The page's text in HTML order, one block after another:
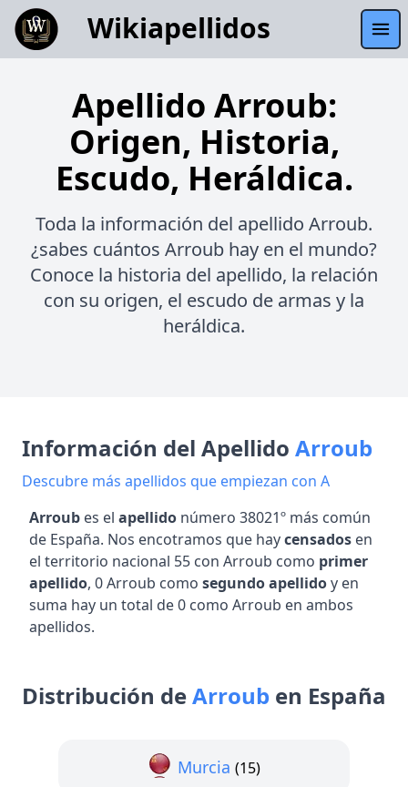
Wikiapellidos
Apellido Arroub:
Origen, Historia,
Escudo, Heráldica.
Toda la información del apellido Arroub.
¿sabes cuántos Arroub hay en el mundo?
Conoce la historia del apellido, la relación
con su origen, el escudo de armas y la
heráldica.
Información del Apellido Arroub
Descubre más apellidos que empiezan con A
Arroub es el apellido número 38021º más común
de España. Nos encotramos que haycensados en
el territorio nacional 55 con Arroub como primer
apellido, 0 Arroub como segundo apellidoy en
suma hay un total de 0 como Arroub en ambos
apellidos.
Distribución deArroub en España
Murcia (15)